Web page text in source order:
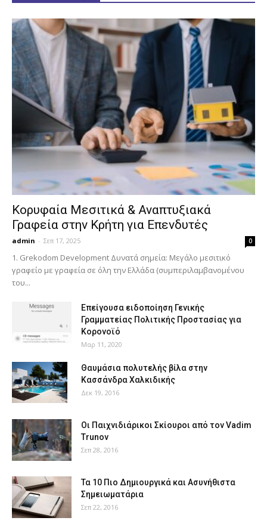
Κορυφαία Μεσιτικά & Αναπτυξιακά
Γραφεία στην Κρήτη για Επενδυτές
admin - Σεπ 17, 2025 0
1. Grekodom Development Δυνατά σημεία: Μεγάλο μεσιτικό
γραφείο με γραφεία σε όλη την Ελλάδα (συμπεριλαμβανομένου
του...
Επείγουσα ειδοποίηση Γενικής
Γραμματείας Πολιτικής Προστασίας για
Κορονοϊό
Μαρ 11, 2020
Θαυμάσια πολυτελής βίλα στην
Κασσάνδρα Χαλκιδικής
Δεκ 19, 2016
Οι Παιχνιδιάρικοι Σκίουροι από τον Vadim
Trunov
Σεπ 28, 2016
Τα 10 Πιο Δημιουργικά και Ασυνήθιστα
Σημειωματάρια
Σεπ 22, 2016